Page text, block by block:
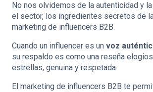
No nos olvidemos de la autenticidad y
el sector, los ingredientes secretos de
marketing de influencers B2B.
Cuando un influencer es un voz
su respaldo es como una reseña
estrellas, genuina y respetada.
El marketing de influencers B2B te